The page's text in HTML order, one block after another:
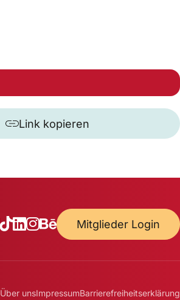
Link kopieren
Mitglieder Login
Über unsImpressumBarrierefreiheitserklärung